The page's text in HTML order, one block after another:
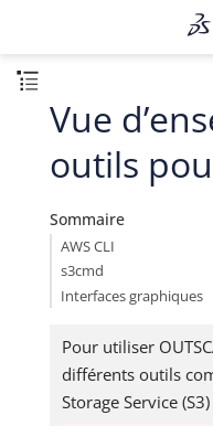
Vue
outils
Sommaire
AWS CLI
s3cmd
Interfaces graphiques
Pour utiliser
différents outils
Storage Service